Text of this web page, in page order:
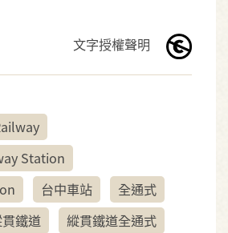
文字授權聲明
Station
台中車站
全通式
鐵道 縱貫鐵道全通式